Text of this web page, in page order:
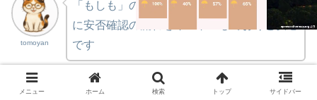
tomoyan
「もしも」のときに迷わないよう、今のうち
に安否確認の流れをイメトレしておくと安心
です
メニュー ホーム 検索 トップ サイドバー